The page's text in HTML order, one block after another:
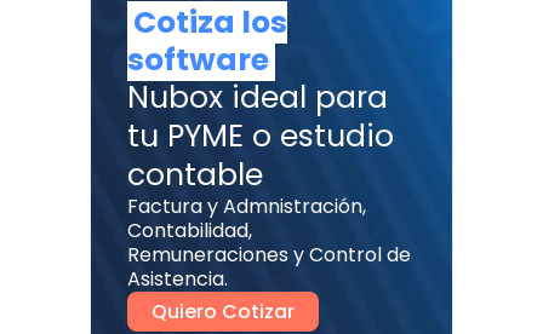
Cotiza los
software
Nubox ideal para
tu PYME o estudio
contable
Factura y Admnistración,
Contabilidad,
Remuneraciones y Control de
Asistencia.
Quiero Cotizar